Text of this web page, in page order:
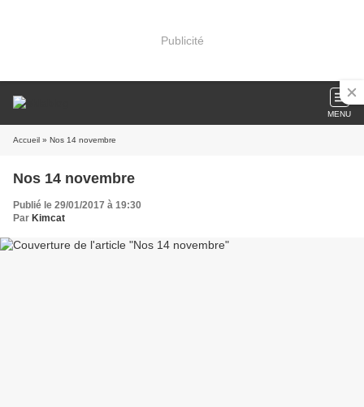
Publicité
MENU
Accueil » Nos 14 novembre
Nos 14 novembre
Publié le 29/01/2017 à 19:30
Par Kimcat